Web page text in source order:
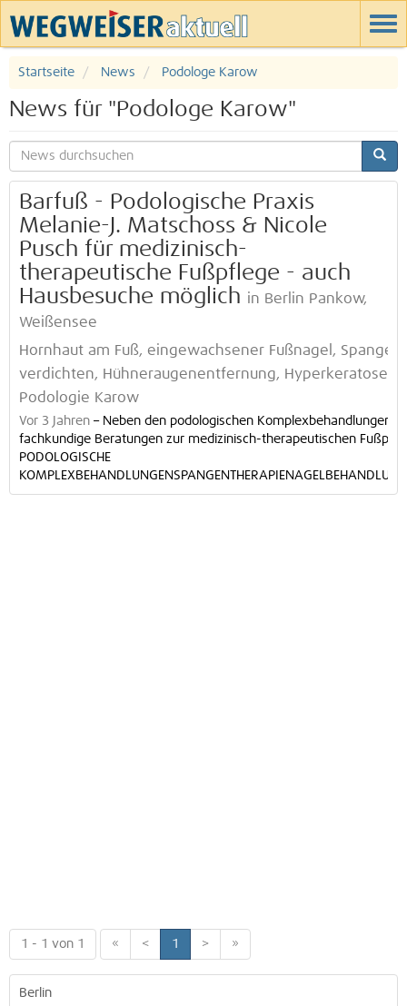
Startseite News Podologe Karow
News für "Podologe Karow"
Barfuß - Podologische Praxis
Melanie-J. Matschoss & Nicole
Pusch für medizinisch-
therapeutische Fußpflege - auch
Hausbesuche möglich in Berlin Pankow,
Weißensee
Hornhaut am Fuß, eingewachsener Fußnagel,
verdichten, Hühneraugenentfernung,
Podologie Karow
Vor 3 Jahren – Neben den podologischen Komplexbehandlungen
fachkundige Beratungen zur medizinisch-therapeutischen
PODOLOGISCHE
1 - 1 von 1 « < 1 > »
Berlin